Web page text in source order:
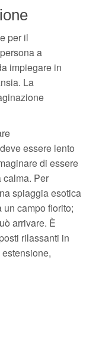
per il
a
impiegare in
La
essere lento
di essere
calma. Per
spiaggia esotica
campo fiorito;
arrivare. È
rilassanti in